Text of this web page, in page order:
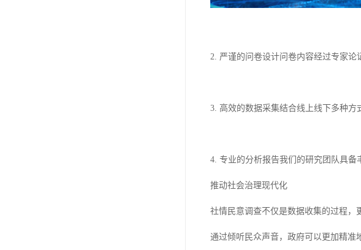
2. 严谨的问卷设计问卷内容经过专家论
3. 高效的数据采集结合线上线下多种方
4. 专业的分析报告我们的研究团队具备
推动社会治理现代化
社情民意调查不仅是数据收集的过程，
通过倾听民众声音，政府可以更加精准